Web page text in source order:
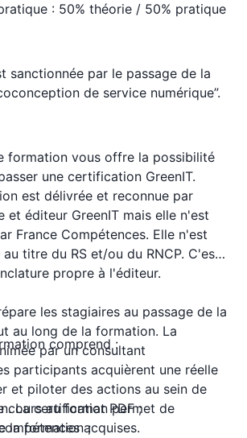
: 50% théorie / 50% pratique
sanctionnée par le passage de la
de service numérique”.
formation vous offre la possibilité
une certification GreenIT.
est délivrée et reconnue par
et éditeur GreenIT mais elle n'est
France Compétences. Elle n'est
titre du RS et/ou du RNCP. C'est
propre à l'éditeur.
les stagiaires au passage de la
au long de la formation. La
par un consultant
participants acquièrent une réelle
et piloter des actions au sein de
La certification permet de
acquises.
comprend :
au format PDF ;
la formation ;